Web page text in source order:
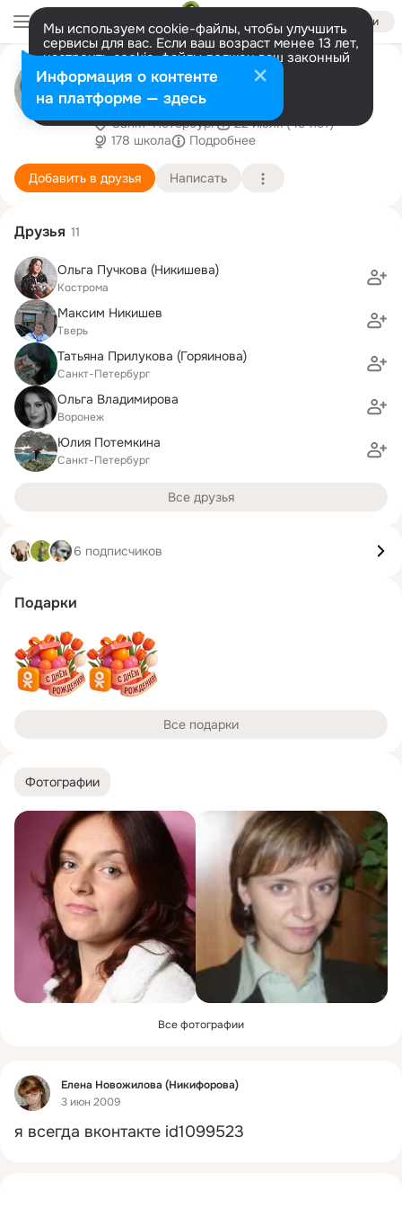
Войти
Мы используем cookie-файлы, чтобы улучшить
сервисы для вас. Если ваш возраст менее 13 лет,
настроить cookie-файлы должен ваш законный
представитель. Больше информации
Разрешить все Настроить
Елена Новожилова
(Никифорова)
Санкт-Петербург
22 июля (49 лет)
178 школа
Подробнее
Добавить в друзья Написать
Фотографии
Все фотографии
Фид
Елена Новожилова (Никифорова)
3 июн 2009
я всегда вконтакте id1099523
Друзья 11
Ольга Пучкова (Никишева)
Кострома
Максим Никишев
Тверь
Татьяна Прилукова (Горяинова)
Санкт-Петербург
Ольга Владимирова
Воронеж
Юлия Потемкина
Санкт-Петербург
Все друзья
6 подписчиков
Подарки
Все подарки
Информация о контенте
на платформе — здесь